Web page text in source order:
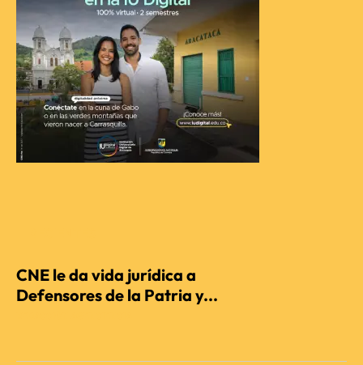
CNE le da vida jurídica a
Defensores de la Patria y...